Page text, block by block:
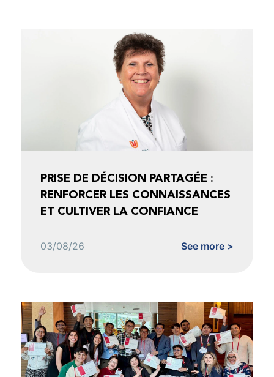
PRISE DE DÉCISION PARTAGÉE :
RENFORCER LES CONNAISSANCES
ET CULTIVER LA CONFIANCE
03/08/26 See more >